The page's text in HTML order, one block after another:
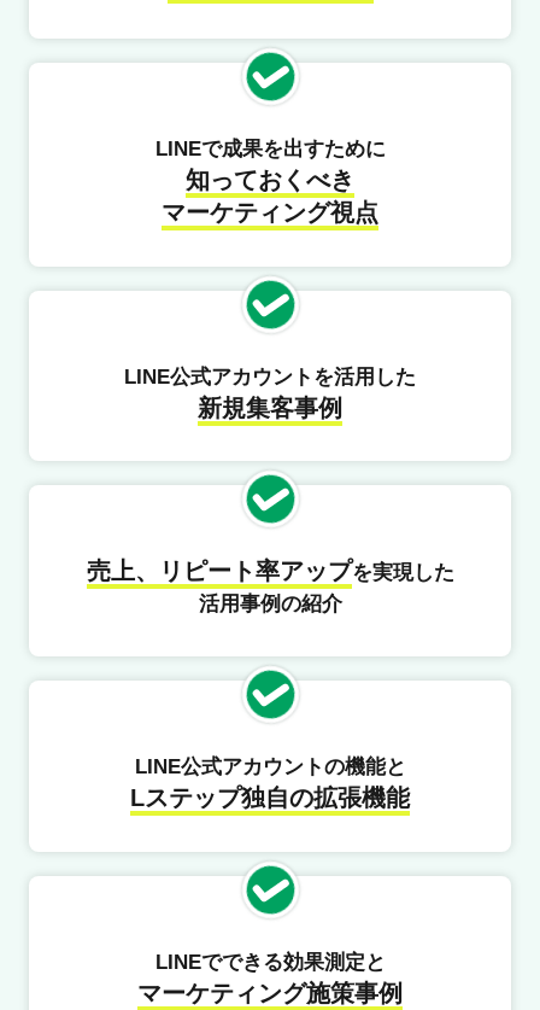
LINEで成果を出すために
知っておくべき
マーケティング視点
LINE公式アカウントを活用した
新規集客事例
売上、リピート率アップを実現した
活用事例の紹介
LINE公式アカウントの機能と
Lステップ独自の拡張機能
LINEでできる効果測定と
マーケティング施策事例